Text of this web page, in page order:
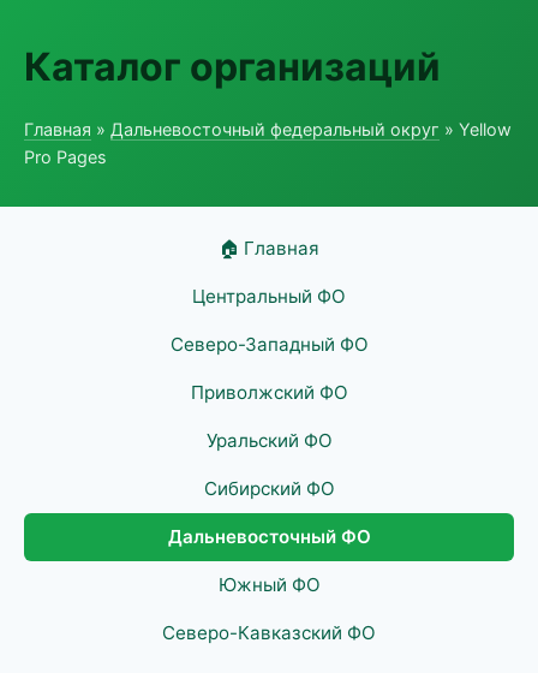
Каталог организаций
Главная » Дальневосточный федеральный округ » Yellow
Pro Pages
🏠 Главная
Центральный ФО
Северо-Западный ФО
Приволжский ФО
Уральский ФО
Сибирский ФО
Дальневосточный ФО
Южный ФО
Северо-Кавказский ФО